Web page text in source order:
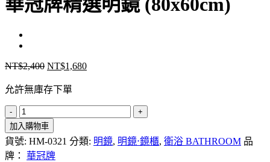
華冠牌精選明鏡 (80x60cm)
NT$2,400 原
始
價
NT$2,400。
NT$1,680目
允許無庫存下單
華
冠
牌
精
加入購物車
貨號: HM-0321 分類: 明鏡, 明鏡⋅鏡櫃, 衛浴 BATHROOM 品
牌： 華冠牌